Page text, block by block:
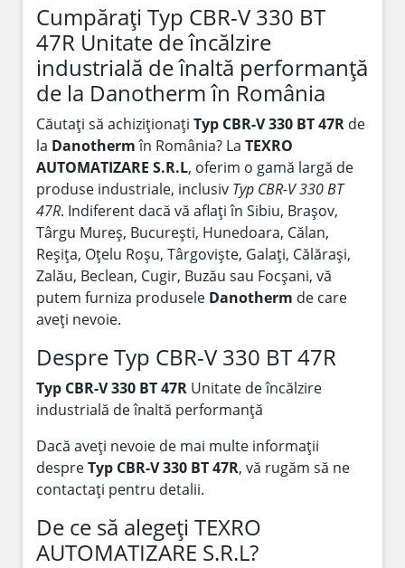
Cumpărați Typ CBR-V 330 BT
47R Unitate de încălzire
industrială de înaltă performanță
de la Danotherm în România
Căutați să achiziționați Typ CBR-V 330 BT 47R de
la Danothermîn România? La TEXRO
AUTOMATIZARE S.R.L, oferim o gamă largă de
produse industriale, inclusiv Typ CBR-V 330 BT
47R. Indiferent dacă vă aflați în Sibiu, Brașov,
Târgu Mureș, București, Hunedoara, Călan,
Reșița, Oțelu Roșu, Târgoviște, Galați, Călărași,
Zalău, Beclean, Cugir, Buzău sau Focșani, vă
putem furniza produsele Danotherm de care
aveți nevoie.
Despre Typ CBR-V 330 BT 47R
Typ CBR-V 330 BT 47R Unitate de încălzire
industrială de înaltă performanță
Dacă aveți nevoie de mai multe informații
despreTyp CBR-V 330 BT 47R, vă rugăm să ne
contactați pentru detalii.
De ce să alegeți TEXRO
AUTOMATIZARE S.R.L?